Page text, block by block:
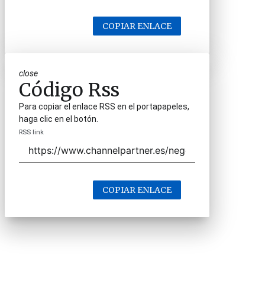
COPIAR ENLACE
close
Código Rss
Para copiar el enlace RSS en el portapapeles,
haga clic en el botón.
RSS link
COPIAR ENLACE